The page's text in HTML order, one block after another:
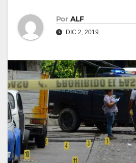
Por ALF
DIC 2, 2019